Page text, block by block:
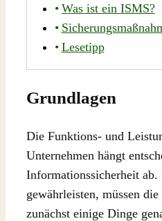
Was ist ein ISMS?
Lesetipp
Grundlagen
Die Funktions- und
Unternehmen hängt
Informationssicherheit ab.
gewährleisten, müssen
zunächst einige Dinge